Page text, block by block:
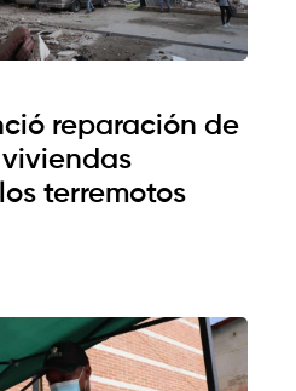
reparación de
viviendas
terremotos